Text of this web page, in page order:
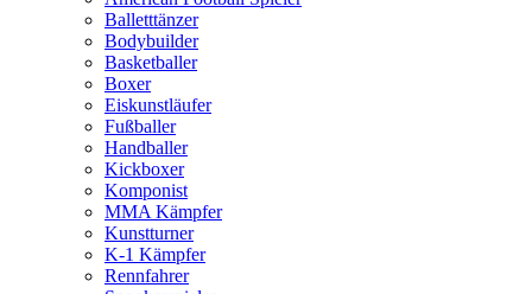
Balletttänzer
Bodybuilder
Basketballer
Boxer
Eiskunstläufer
Fußballer
Handballer
Kickboxer
Komponist
MMA Kämpfer
Kunstturner
K-1 Kämpfer
Rennfahrer